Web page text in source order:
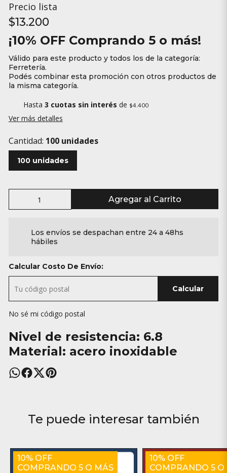
Precio lista
$13.200
¡10% OFF Comprando 5 o más!
Válido para este producto y todos los de la categoría:
Ferretería.
Podés combinar esta promoción con otros productos de
la misma categoría.
Hasta 3 cuotas sin interés de $4.400
Ver más detalles
Cantidad: 100 unidades
100 unidades
Agregar al Carrito
Los envíos se despachan entre 24 a 48hs
hábiles
Calcular Costo De Envío:
Calcular
No sé mi código postal
Nivel de resistencia: 6.8
Material: acero inoxidable
Te puede interesar también
10% OFF
COMPRANDO 5 O MÁS
10% OFF
COMPRANDO 5 O